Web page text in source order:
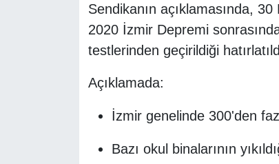
Sendikanın açıklamasında,
2020 İzmir Depremi
testlerinden geçirildiği
Açıklamada:
İzmir genelinde 300'den
Bazı okul binalarının